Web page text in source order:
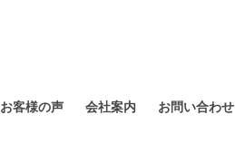
お客様の声 会社案内 お問い合わせ